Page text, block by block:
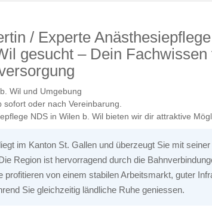
/ Experte
gesucht – Dein
Wil und Umgebung
sofort oder nach Vereinbarung.
NDS in Wilen b. Wil bieten wir dir attraktive
im Kanton St. Gallen und überzeugt Sie mit
Region ist hervorragend durch die
profitieren von einem stabilen Arbeitsmarkt, guter
Sie gleichzeitig ländliche Ruhe geniessen.